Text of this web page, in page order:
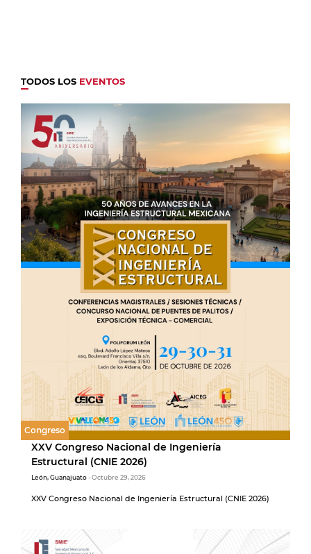
TODOS LOS EVENTOS
Congreso
XXV Congreso Nacional de Ingeniería
Estructural (CNIE 2026)
León, Guanajuato- Octubre 29, 2026
XXV Congreso Nacional de Ingeniería Estructural (CNIE 2026)